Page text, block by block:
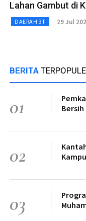
Lahan Gambut di
DAERAH 3T 29 Jul
BERITA
01
02
03